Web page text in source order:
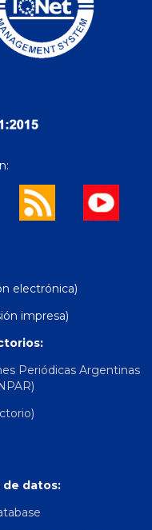
electrónica)
impresa)
Periódicas Argentinas
de datos: